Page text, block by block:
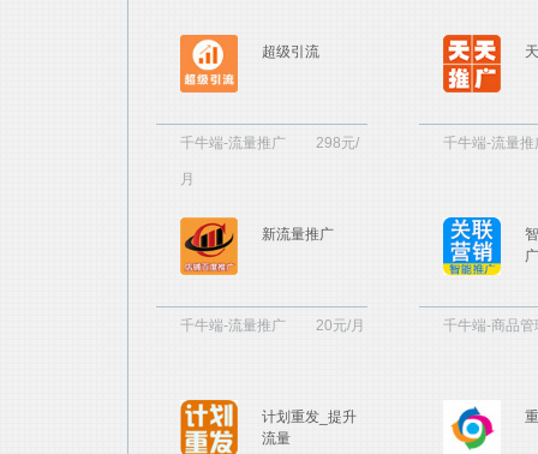
超级引流
千牛端-流量推广 298元/
月
千牛端-流量推
新流量推广
千牛端-流量推广 20元/月
广
千牛端-商品管
计划重发_提升
流量